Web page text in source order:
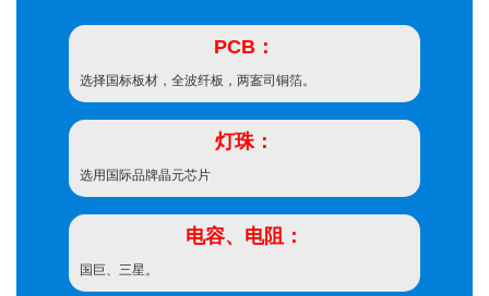
PCB：
选择国标板材，全波纤板，两䀂司铜箔。
灯珠：
选用国际品牌晶元芯片
电容、电阻：
国巨、三星。